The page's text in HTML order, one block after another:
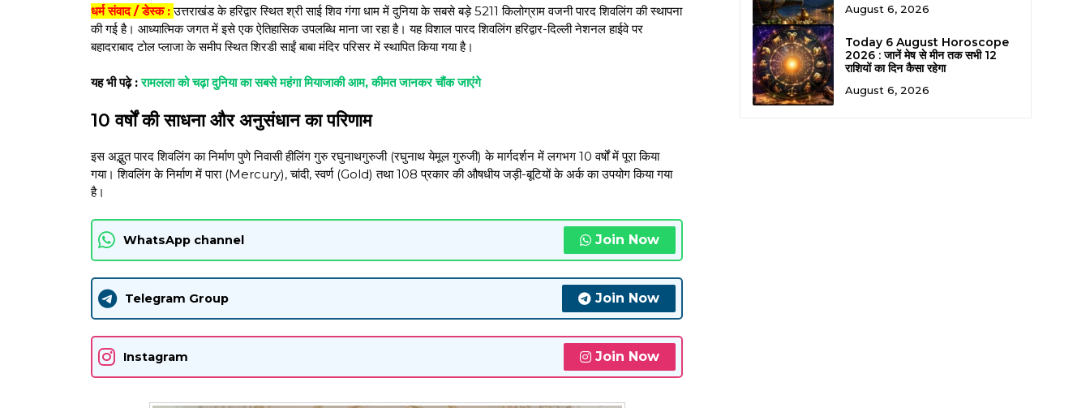
धर्म संवाद / डेस्क :उत्तराखंड के हरिद्वार स्थित श्री साई शिव गंगा धाम में दुनिया के सबसे बड़े 5211 किलोग्राम वजनी पारद शिवलिंग की स्थापना
की गई है। आध्यात्मिक जगत में इसे एक ऐतिहासिक उपलब्धि माना जा रहा है। यह विशाल पारद शिवलिंग हरिद्वार-दिल्ली नेशनल हाईवे पर
बहादराबाद टोल प्लाजा के समीप स्थित शिरडी साईं बाबा मंदिर परिसर में स्थापित किया गया है।
यह भी पढ़े :रामलला को चढ़ा दुनिया का सबसे महंगा मियाजाकी आम, कीमत जानकर चौंक जाएंगे
10 वर्षों की साधना और अनुसंधान का परिणाम
इस अद्भुत पारद शिवलिंग का निर्माण पुणे निवासी हीलिंग गुरु रघुनाथगुरुजी (रघुनाथ येमूल गुरुजी) के मार्गदर्शन में लगभग 10 वर्षों में पूरा किया
गया। शिवलिंग के निर्माण में पारा (Mercury), चांदी, स्वर्ण (Gold) तथा 108 प्रकार की औषधीय जड़ी-बूटियों के अर्क का उपयोग किया गया
है।
WhatsApp channel Join Now
Telegram Group Join Now
Instagram Join Now
August 6, 2026
Today 6 August Horoscope
2026 : जानें मेष से मीन तक सभी 12
राशियों का दिन कैसा रहेगा
August 6, 2026